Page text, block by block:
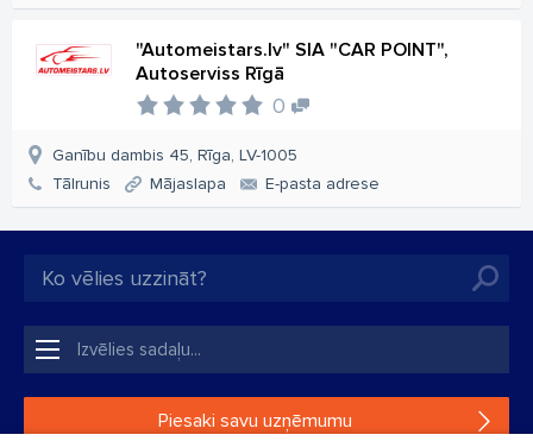
"Automeistars.lv" SIA "CAR POINT",
Autoserviss Rīgā
0
Ganību dambis 45, Rīga, LV-1005
Tālrunis
Mājaslapa E-pasta adrese
Piesaki savu uzņēmumu